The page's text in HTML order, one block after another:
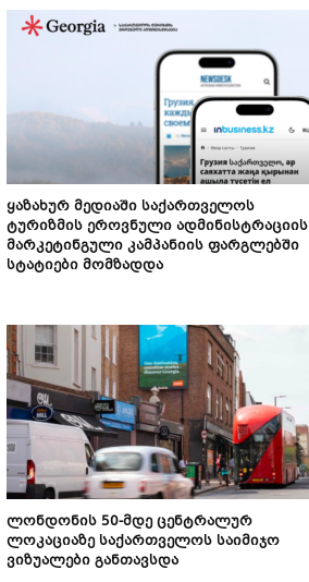
ყაზახურ მედიაში საქართველოს
ტურიზმის ეროვნული ადმინისტრაციის
მარკეტინგული კამპანიის ფარგლებში
სტატიები მომზადდა
ლონდონის 50-მდე ცენტრალურ
ლოკაციაზე საქართველოს საიმიჯო
ვიზუალები განთავსდა